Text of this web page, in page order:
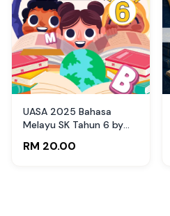
UASA 2025 Bahasa
Melayu SK Tahun 6 by
RM 20.00